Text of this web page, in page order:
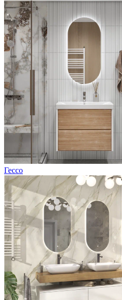
Гессо